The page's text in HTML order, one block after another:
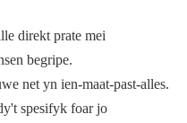
direkt prate mei
begripe.
net yn ien-maat-past-alles.
spesifyk foar jo